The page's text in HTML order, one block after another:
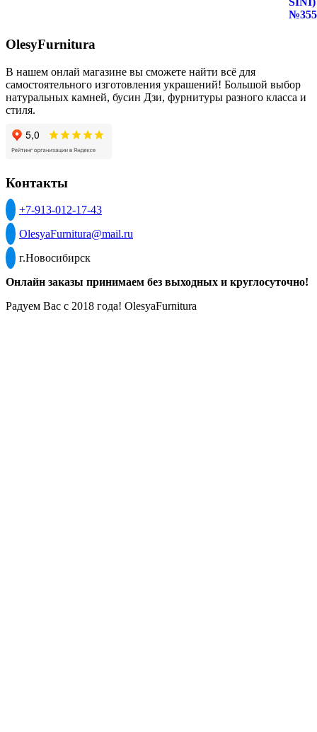
OlesyFurnitura
В нашем онлай магазине вы сможете найти всё для
самостоятельного изготовления украшений! Большой выбор
натуральных камней, бусин Дзи, фурнитуры разного класса и
стиля.
Контакты
+7-913-012-17-43
OlesyaFurnitura@mail.ru
г.Новосибирск
Онлайн заказы принимаем без выходных и круглосуточно!
Радуем Вас с 2018 года! OlesyaFurnitura